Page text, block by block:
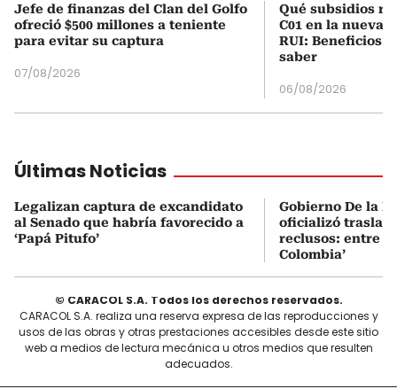
Jefe de finanzas del Clan del Golfo
ofreció $500 millones a teniente
para evitar su captura
07/08/2026
Qué subsidios
C01 en la nueva
RUI: Beneficios
saber
06/08/2026
Últimas Noticias
Legalizan captura de excandidato
al Senado que habría favorecido a
‘Papá Pitufo’
Gobierno De la
oficializó
reclusos: entre
Colombia’
© CARACOL S.A. Todos los derechos reservados.
CARACOL S.A. realiza una reserva expresa de las reproducciones y
usos de las obras y otras prestaciones accesibles desde este sitio
web a medios de lectura mecánica u otros medios que resulten
adecuados.